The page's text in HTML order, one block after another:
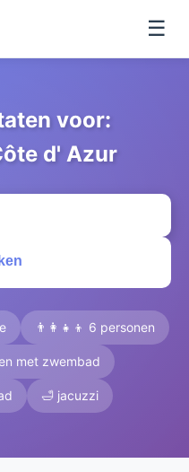
☰
voor:
d' Azur
👨‍👩‍👧‍👦 6 personen
met zwembad
🛁 jacuzzi